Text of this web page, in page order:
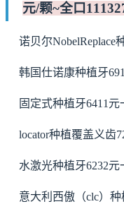
元/颗~全口
诺贝尔NobelReplace
韩国仕诺康种植牙
固定式种植牙6411元
locator种植覆盖义齿
水激光种植牙6232元
意大利西傲（clc）种